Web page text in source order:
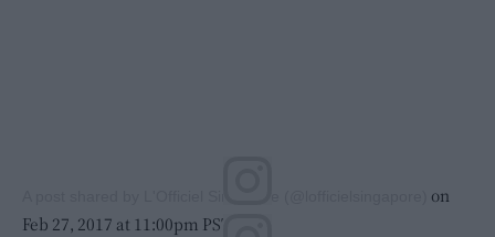
on
Feb 27, 2017 at 11:00pm PST